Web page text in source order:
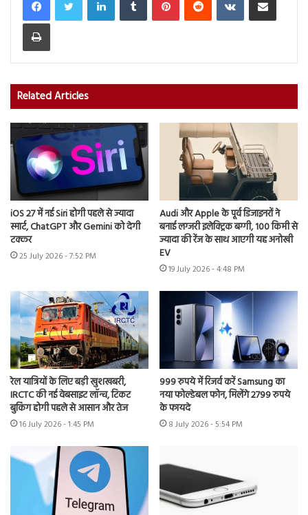
Print
Related Articles
iOS 27 में नई Siri होगी पहले से ज्यादा
स्मार्ट, ChatGPT और Gemini को देगी
टक्कर
25 July 2026 - 7:52 PM
Audi और Apple के पूर्व डिजाइनरों ने
बनाई लग्जरी इलेक्ट्रिक बग्गी, 100 किमी से
ज्यादा की रेंज के साथ आएगी यह अनोखी
EV
19 July 2026 - 4:48 PM
रेल यात्रियों के लिए बड़ी खुशखबरी,
IRCTC की नई वेबसाइट लॉन्च, टिकट
बुकिंग होगी पहले से आसान और तेज
16 July 2026 - 1:45 PM
999 रुपये में रिजर्व करें Samsung का
नया फोल्डेबल फोन, मिलेंगे 2799 रुपये
के फायदे
8 July 2026 - 5:54 PM